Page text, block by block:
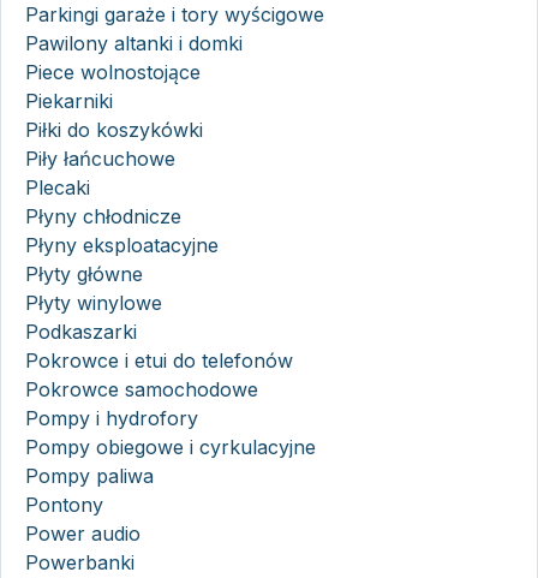
Parkingi garaże i tory wyścigowe
Pawilony altanki i domki
Piece wolnostojące
Piekarniki
Piłki do koszykówki
Piły łańcuchowe
Plecaki
Płyny chłodnicze
Płyny eksploatacyjne
Płyty główne
Płyty winylowe
Podkaszarki
Pokrowce i etui do telefonów
Pokrowce samochodowe
Pompy i hydrofory
Pompy obiegowe i cyrkulacyjne
Pompy paliwa
Pontony
Power audio
Powerbanki